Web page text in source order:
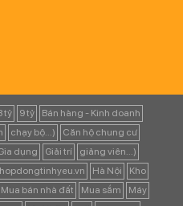
tỷ 9 tỷ
Bán hàng - Kinh doanh
chạy bộ...)
Căn hộ chung cư
dụng Giải trí
giảng viên...)
hopdongtinhyeu.vn Hà Nội
Kho
Mua bán nhà đất Mua sắm
Máy